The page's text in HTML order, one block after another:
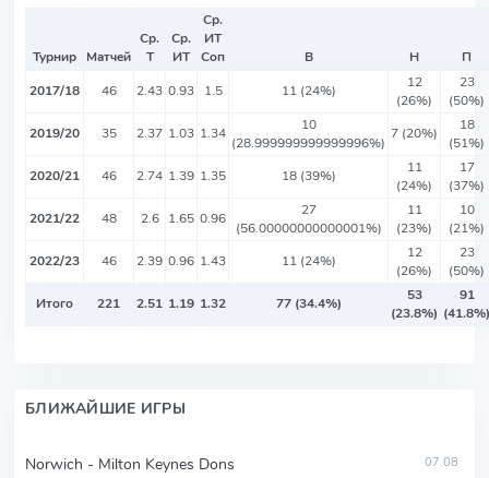
Турнир Матчей
Ср.
Т
Ср.
ИТ
Ср.
ИТ
Соп
В Н
П
2017/18
46 2.43 0.93 1.5 11 (24%)
12
(26%)
23
(50%)
2019/20
35 2.37 1.03 1.34
10
(28.999999999999996%)
7 (20%)
18
(51%)
2020/21
46 2.74 1.39 1.35 18 (39%)
11
(24%)
17
(37%)
2021/22
48 2.6 1.65 0.96
27
(56.00000000000001%)
11
(23%)
10
(21%)
2022/23
46 2.39 0.96 1.43 11 (24%)
12
(26%)
23
(50%)
Итого
221 2.51 1.19 1.32 77 (34.4%)
53
(23.8%)
91
(41.8%)
БЛИЖАЙШИЕ ИГРЫ
Norwich - Milton Keynes Dons 07.08